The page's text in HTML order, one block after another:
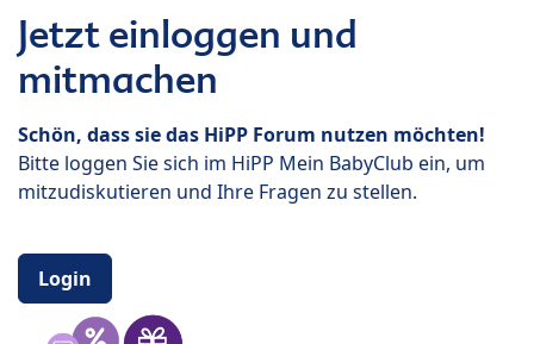
Jetzt einloggen und
mitmachen
Schön, dass sie das HiPP Forum nutzen möchten!
Bitte loggen Sie sich im HiPP Mein BabyClub ein, um
mitzudiskutieren und Ihre Fragen zu stellen.
Login